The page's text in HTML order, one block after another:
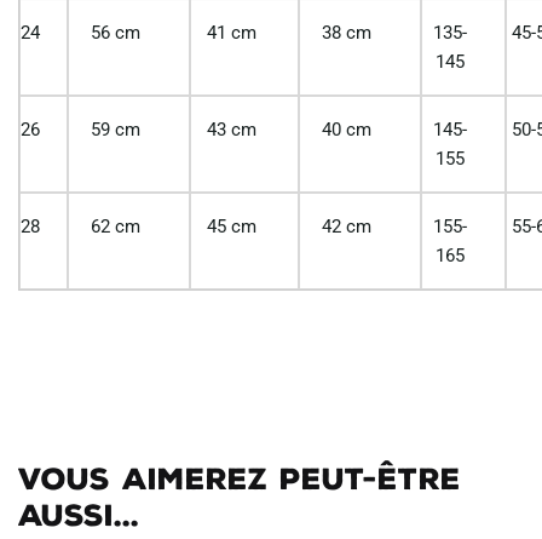
24 56 cm 41 cm 38 cm
135-
145
45-
26 59 cm 43 cm 40 cm
145-
155
50-
28 62 cm 45 cm 42 cm
155-
165
55-
Vous aimerez peut-être
aussi...